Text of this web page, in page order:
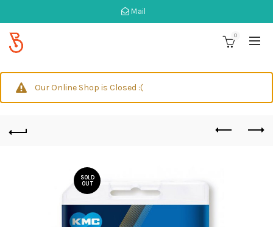
Mail
0
Our Online Shop is Closed :(
SOLD
OUT